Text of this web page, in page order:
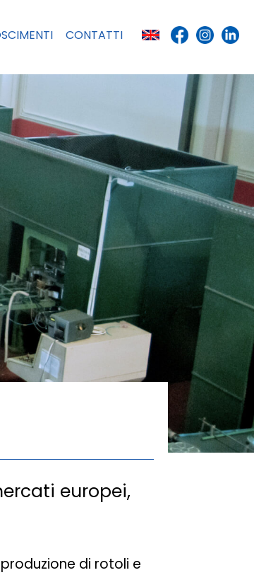
CONTATTI
europei,
di rotoli e